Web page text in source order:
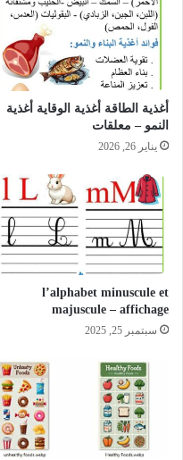
أغذية الطاقة أغذية الوقاية أغذية
النمو – معلقات
يناير 26, 2026
l’alphabet minuscule et
majuscule – affichage
سبتمبر 25, 2025